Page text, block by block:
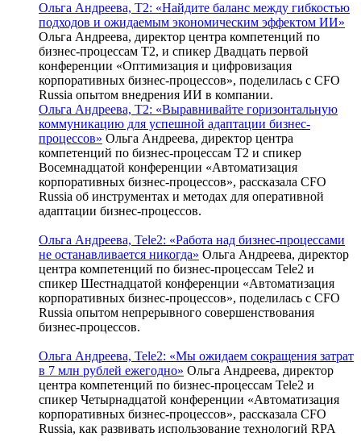
Ольга Андреева, Т2: «Найдите баланс между гибкостью
подходов и ожидаемым экономическим эффектом ИИ»
Ольга Андреева, директор центра компетенций по
бизнес-процессам Т2, и спикер Двадцать первой
конференции «Оптимизация и цифровизация
корпоративных бизнес-процессов», поделилась с CFO
Russia опытом внедрения ИИ в компании.
Ольга Андреева, Т2: «Выравнивайте горизонтальную
коммуникацию для успешной адаптации бизнес-
процессов» Ольга Андреева, директор центра
компетенций по бизнес-процессам T2 и спикер
Восемнадцатой конференции «Автоматизация
корпоративных бизнес-процессов», рассказала CFO
Russia об инструментах и методах для оперативной
адаптации бизнес-процессов.
Ольга Андреева, Tele2: «Работа над бизнес-процессами
не останавливается никогда» Ольга Андреева, директор
центра компетенций по бизнес-процессам Tele2 и
спикер Шестнадцатой конференции «Автоматизация
корпоративных бизнес-процессов», поделилась с CFO
Russia опытом непрерывного совершенствования
бизнес-процессов.
Ольга Андреева, Tele2: «Мы ожидаем сокращения затрат
в 7 млн рублей ежегодно» Ольга Андреева, директор
центра компетенций по бизнес-процессам Tele2 и
спикер Четырнадцатой конференции «Автоматизация
корпоративных бизнес-процессов», рассказала CFO
Russia, как развивать использование технологий RPA